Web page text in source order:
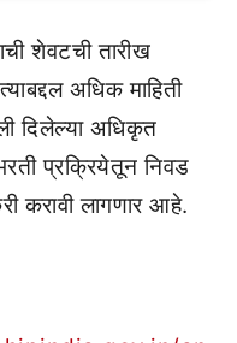
शेवटची तारीख
अधिक माहिती
दिलेल्या अधिकृत
प्रक्रियेतून निवड
करावी लागणार आहे.